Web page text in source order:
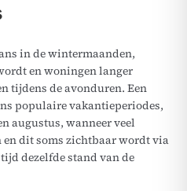
in de wintermaanden,
en woningen langer
tijdens de avonduren. Een
populaire vakantieperiodes,
augustus, wanneer veel
dit soms zichtbaar wordt via
dezelfde stand van de